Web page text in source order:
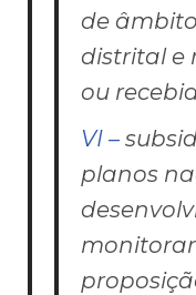
de
distrital e
ou
VI –
planos
monitorar